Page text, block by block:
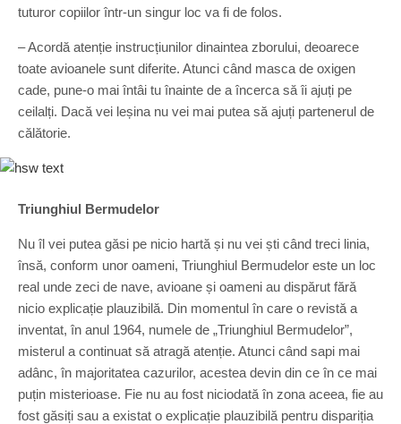
tuturor copiilor într-un singur loc va fi de folos.
– Acordă atenție instrucțiunilor dinaintea zborului, deoarece
toate avioanele sunt diferite. Atunci când masca de oxigen
cade, pune-o mai întâi tu înainte de a încerca să îi ajuți pe
ceilalți. Dacă vei leșina nu vei mai putea să ajuți partenerul de
călătorie.
Triunghiul Bermudelor
Nu îl vei putea găsi pe nicio hartă și nu vei ști când treci linia,
însă, conform unor oameni, Triunghiul Bermudelor este un loc
real unde zeci de nave, avioane și oameni au dispărut fără
nicio explicație plauzibilă. Din momentul în care o revistă a
inventat, în anul 1964, numele de „Triunghiul Bermudelor”,
misterul a continuat să atragă atenție. Atunci când sapi mai
adânc, în majoritatea cazurilor, acestea devin din ce în ce mai
puțin misterioase. Fie nu au fost niciodată în zona aceea, fie au
fost găsiți sau a existat o explicație plauzibilă pentru dispariția